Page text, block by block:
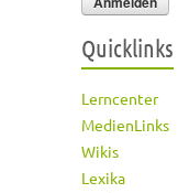
Quicklinks
Lerncenter
MedienLinks
Wikis
Lexika